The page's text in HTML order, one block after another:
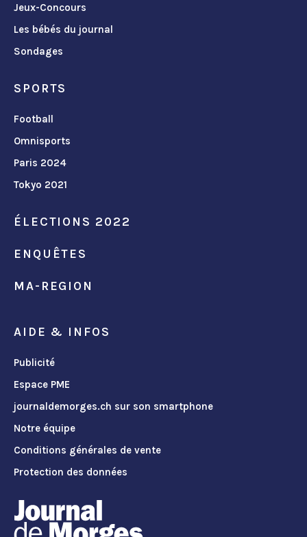
Jeux-Concours
Les bébés du journal
Sondages
SPORTS
Football
Omnisports
Paris 2024
Tokyo 2021
ÉLECTIONS 2022
ENQUÊTES
MA-REGION
AIDE & INFOS
Publicité
Espace PME
journaldemorges.ch sur son smartphone
Notre équipe
Conditions générales de vente
Protection des données